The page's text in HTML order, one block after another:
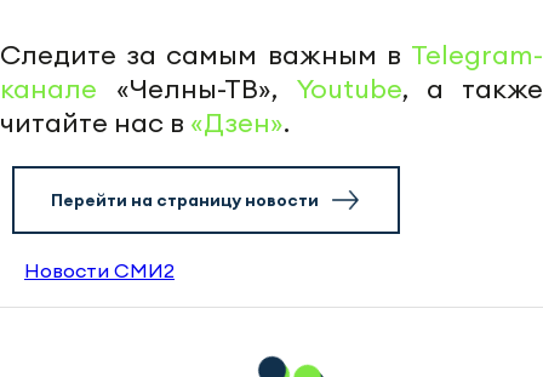
Следите за самым важным в Telegram-
канале «Челны-ТВ», Youtube, а также
читайте нас в «Дзен».
Перейти на страницу новости
Новости СМИ2